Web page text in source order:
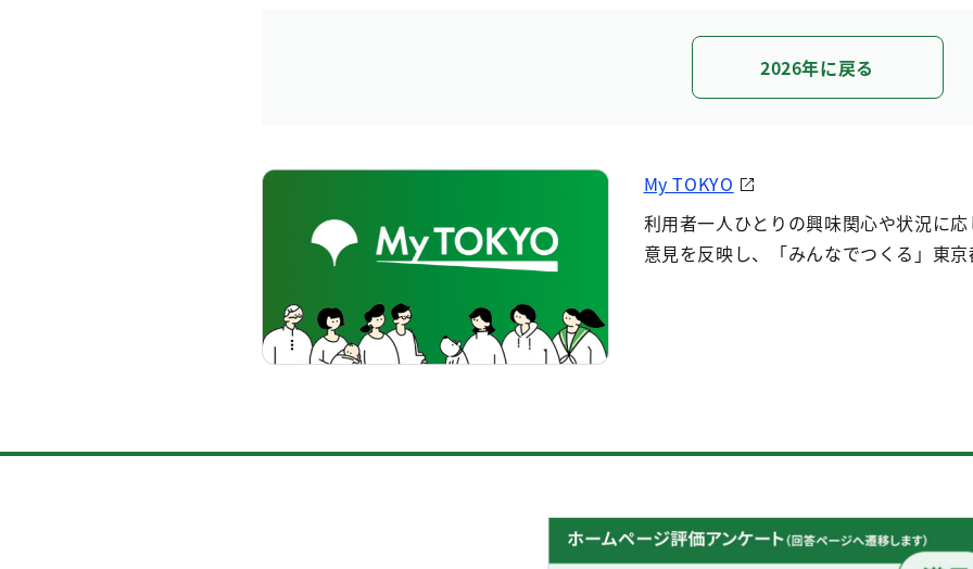
2026年に戻る
My TOKYO
利用者一人ひとりの興味関心や状況に
意見を反映し、「みんなでつくる」東